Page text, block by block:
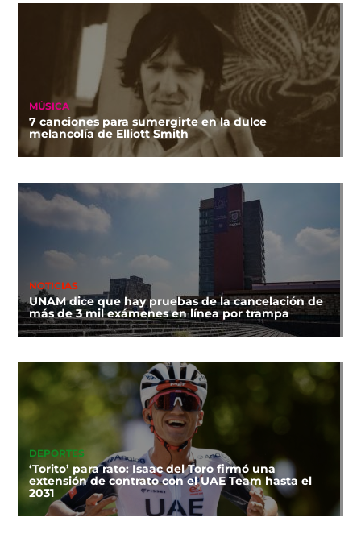
MÚSICA
7 canciones para sumergirte en la dulce
melancolía de Elliott Smith
NOTICIAS
UNAM dice que hay pruebas de la cancelación de
más de 3 mil exámenes en línea por trampa
DEPORTES
‘Torito’ para rato: Isaac del Toro firmó una
extensión de contrato con el UAE Team hasta el
2031